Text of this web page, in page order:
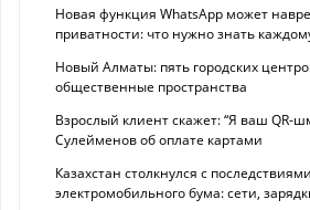
Новая функция WhatsApp может
приватности: что нужно знать
Новый Алматы: пять городских
общественные пространства
Взрослый клиент скажет: “Я ваш QR-
Сулейменов об оплате картами
Казахстан столкнулся с последствиями
электромобильного бума: сети,